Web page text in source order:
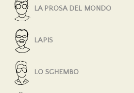
LA PROSA DEL MONDO
LAPIS
LO SGHEMBO